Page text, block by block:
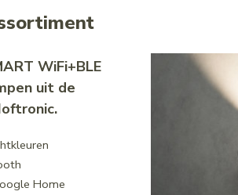
WiFi+BLE
uit de
Home